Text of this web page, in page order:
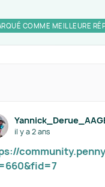
COMME MEILLEURE
il y a 2 ans